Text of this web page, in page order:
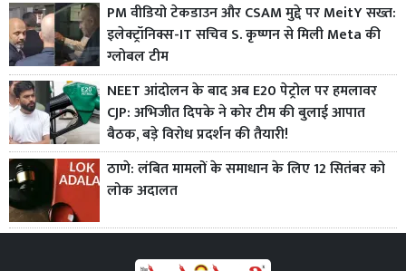
PM वीडियो टेकडाउन और CSAM मुद्दे पर MeitY सख्त:
इलेक्ट्रॉनिक्स-IT सचिव S. कृष्णन से मिली Meta की
ग्लोबल टीम
NEET आंदोलन के बाद अब E20 पेट्रोल पर हमलावर
CJP: अभिजीत दिपके ने कोर टीम की बुलाई आपात
बैठक, बड़े विरोध प्रदर्शन की तैयारी!
ठाणे: लंबित मामलों के समाधान के लिए 12 सितंबर को
लोक अदालत